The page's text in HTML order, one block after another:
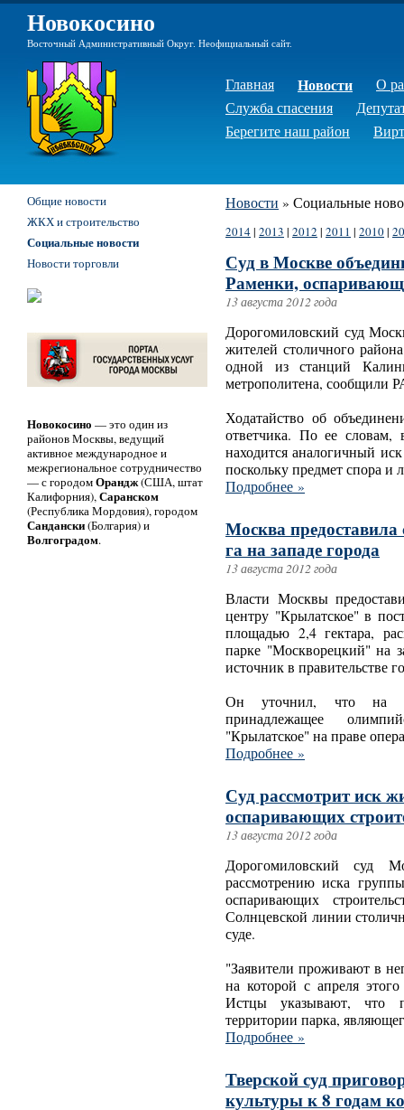
Новокосино
Восточный Административный Округ. Неофициальный сайт.
Главная Новости
О
Служба спасения
Берегите наш район
Новости » Социальные
2014| 2013 | 2012 | 2011 | 2010|
Суд в Москве
Раменки,
13 августа 2012 года
Дорогомиловский суд
жителей столичного
одной из станций
метрополитена, сообщили
Ходатайство об
ответчика. По ее словам,
находится аналогичный
поскольку предмет спора и
Подробнее »
Москва
га на западе города
13 августа 2012 года
Власти Москвы
центру "Крылатское" в
площадью 2,4 гектара,
парке "Москворецкий" на
источник в правительстве
Он уточнил, что на
принадлежащее
"Крылатское" на праве
Подробнее »
Суд рассмотрит иск
оспаривающих
13 августа 2012 года
Дорогомиловский суд
рассмотрению иска
оспаривающих
Солнцевской линии
суде.
"Заявители проживают в
на которой с апреля
Истцы указывают, что
территории парка,
Подробнее »
Тверской суд
культуры к 8 годам
Общие новости
ЖКХ и строительство
Социальные новости
Новости торговли
Новокосино — это один из
районов Москвы, ведущий
активное международное и
межрегиональное сотрудничество
— с городомОрандж(США, штат
Калифорния),Саранском
(Республика Мордовия), городом
Сандански(Болгария) и
Волгоградом.